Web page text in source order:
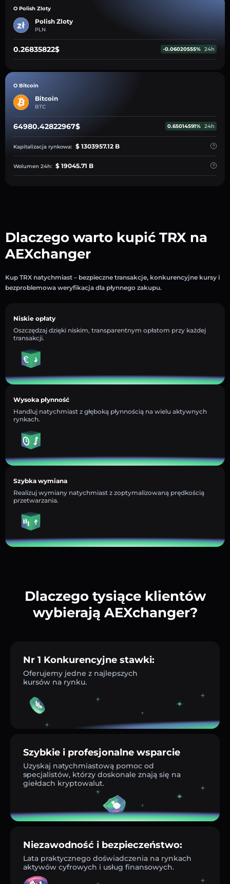
O Polish Zloty
Polish Zloty
PLN
0.26835822$ -0.06020555% 24h
O Bitcoin
Bitcoin
BTC
64980.42822967$ 0.65014591% 24h
Kapitalizacja rynkowa: $ 1303957.12 B
Wolumen 24h: $ 19045.71 B
Dlaczego warto kupić TRX na
AEXchanger
Kup TRX natychmiast – bezpieczne transakcje, konkurencyjne kursy i
bezproblemowa weryfikacja dla płynnego zakupu.
Niskie opłaty
Oszczędzaj dzięki niskim, transparentnym opłatom przy każdej
transakcji.
Wysoka płynność
Handluj natychmiast z głęboką płynnością na wielu aktywnych
rynkach.
Szybka wymiana
Realizuj wymiany natychmiast z zoptymalizowaną prędkością
przetwarzania.
Dlaczego tysiące klientów
wybierają AEXchanger?
Nr 1 Konkurencyjne stawki:
Oferujemy jedne z najlepszych
kursów na rynku.
Szybkie i profesjonalne wsparcie
Uzyskaj natychmiastową pomoc od
specjalistów, którzy doskonale znają się na
giełdach kryptowalut.
Niezawodność i bezpieczeństwo:
Lata praktycznego doświadczenia na rynkach
aktywów cyfrowych i usług finansowych.